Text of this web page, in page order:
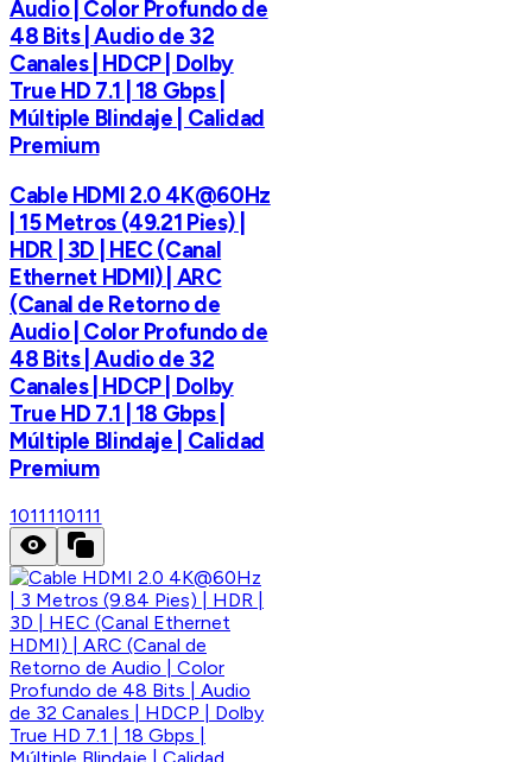
Audio | Color Profundo de
48 Bits | Audio de 32
Canales | HDCP | Dolby
True HD 7.1 | 18 Gbps |
Múltiple Blindaje | Calidad
Premium
Cable HDMI 2.0 4K@60Hz
| 15 Metros (49.21 Pies) |
HDR | 3D | HEC (Canal
Ethernet HDMI) | ARC
(Canal de Retorno de
Audio | Color Profundo de
48 Bits | Audio de 32
Canales | HDCP | Dolby
True HD 7.1 | 18 Gbps |
Múltiple Blindaje | Calidad
Premium
1011110111